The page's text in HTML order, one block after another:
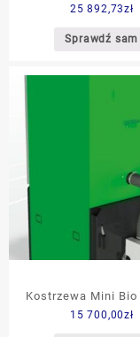
25 892,73zł
Sprawdź sam
Kostrzewa Mini Bio
15 700,00zł